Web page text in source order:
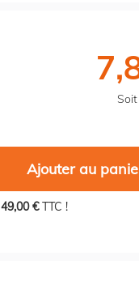
Ajouter au
49,00 €TTC !